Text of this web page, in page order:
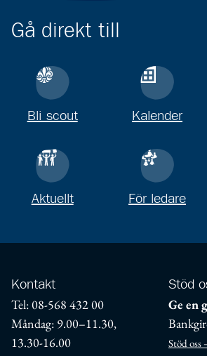
Gå direkt till
Bli scout Kalender
Aktuellt För ledare
Kontakt
Tel: 08-568 432 00
Måndag: 9.00–11.30,
13.30-16.00
Stöd
Ge en
Stöd oss